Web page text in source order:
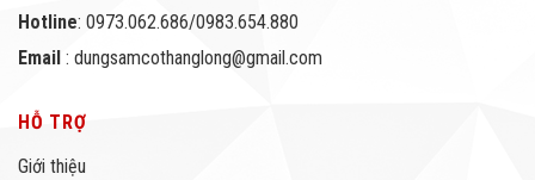
Hotline: 0973.062.686/0983.654.880
Email : dungsamcothanglong@gmail.com
HỖ TRỢ
Giới thiệu